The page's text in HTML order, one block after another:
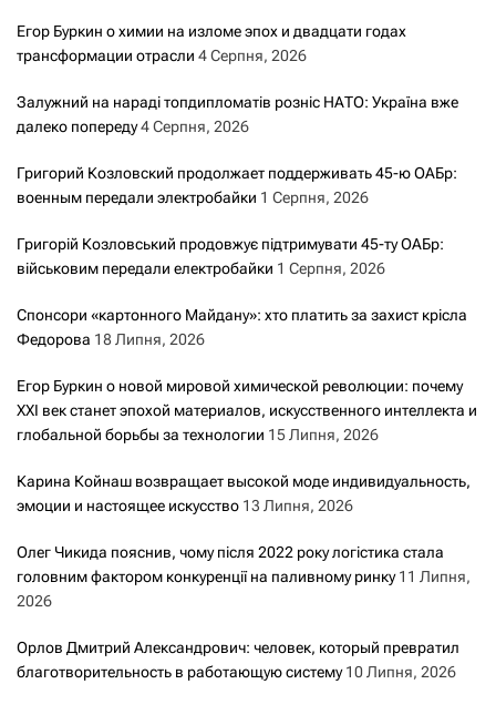
Егор Буркин о химии на изломе эпох и двадцати годах
трансформации отрасли 4 Серпня, 2026
Залужний на нараді топдипломатів розніс НАТО: Україна вже
далеко попереду4 Серпня, 2026
Григорий Козловский продолжает поддерживать 45-ю ОАБр:
военным передали электробайки 1 Серпня, 2026
Григорій Козловський продовжує підтримувати 45-ту ОАБр:
військовим передали електробайки 1 Серпня, 2026
Спонсори «картонного Майдану»: хто платить за захист крісла
Федорова 18 Липня, 2026
Егор Буркин о новой мировой химической революции: почему
XXI век станет эпохой материалов, искусственного интеллекта и
глобальной борьбы за технологии 15 Липня, 2026
Карина Койнаш возвращает высокой моде индивидуальность,
эмоции и настоящее искусство 13 Липня, 2026
Олег Чикида пояснив, чому після 2022 року логістика стала
головним фактором конкуренції на паливному ринку 11 Липня,
2026
Орлов Дмитрий Александрович: человек, который превратил
благотворительность в работающую систему 10 Липня, 2026